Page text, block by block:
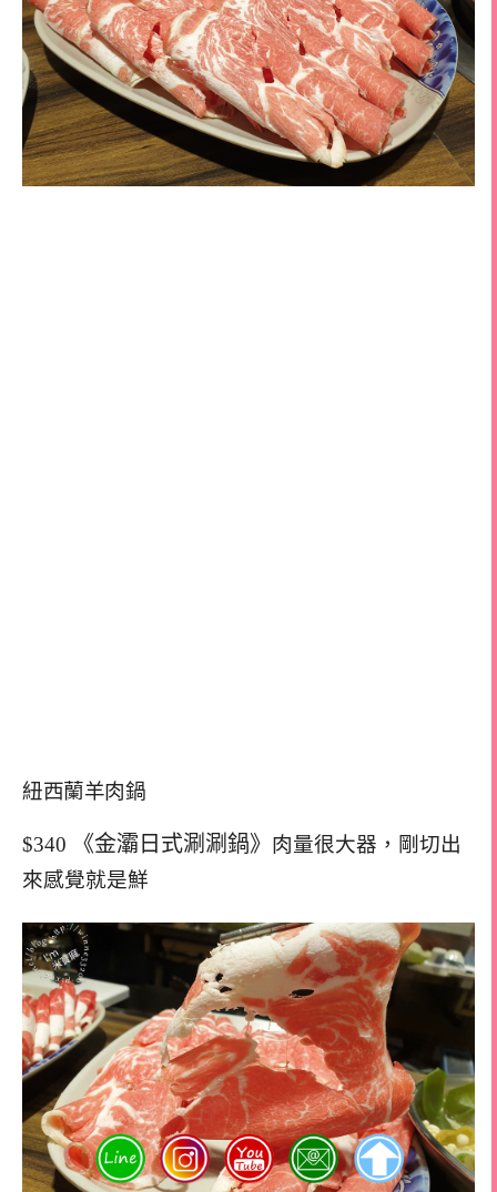
紐西蘭羊肉鍋
$340 《金灞日式涮涮鍋》 肉量很大器，剛切出
來感覺就是鮮